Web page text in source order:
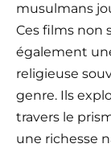
musulmans
Ces films non
également
religieuse
genre. Ils
travers le
une richesse